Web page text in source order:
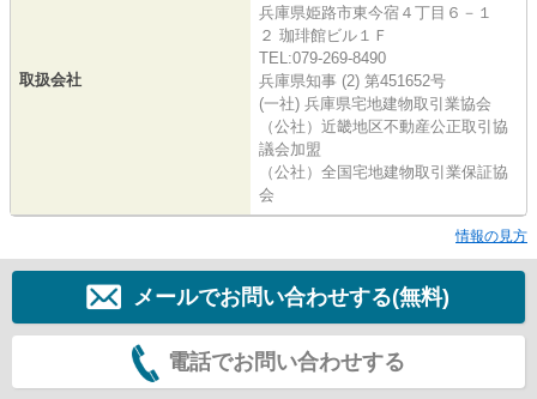
取扱会社
兵庫県姫路市東今宿４丁目６－１
２ 珈琲館ビル１Ｆ
TEL:079-269-8490
兵庫県知事 (2) 第451652号
(一社) 兵庫県宅地建物取引業協会
（公社）近畿地区不動産公正取引協
議会加盟
（公社）全国宅地建物取引業保証協
会
情報の見方
メールでお問い合わせする(無料)
電話でお問い合わせする